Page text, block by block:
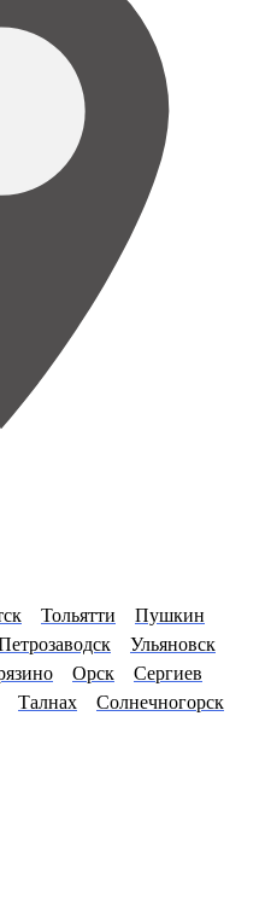
Тольятти
Пушкин
Ульяновск
Орск
Сергиев
Талнах
Солнечногорск